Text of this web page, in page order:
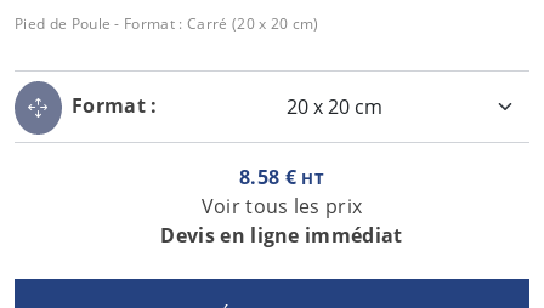
Pied de Poule - Format : Carré (20 x 20 cm)
Format :
8.58 € HT
Voir tous les prix
Devis en ligne immédiat